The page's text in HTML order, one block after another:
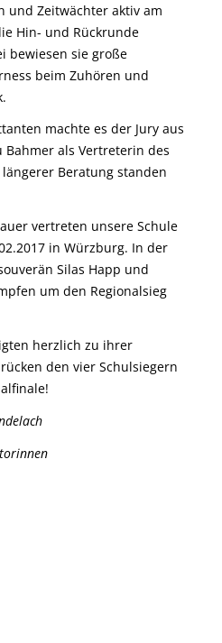
und Zeitwächter aktiv am
Hin- und Rückrunde
bewiesen sie große
beim Zuhören und
machte es der Jury aus
als Vertreterin des
Beratung standen
vertreten unsere Schule
in Würzburg. In der
Silas Happ und
um den Regionalsieg
herzlich zu ihrer
den vier Schulsiegern